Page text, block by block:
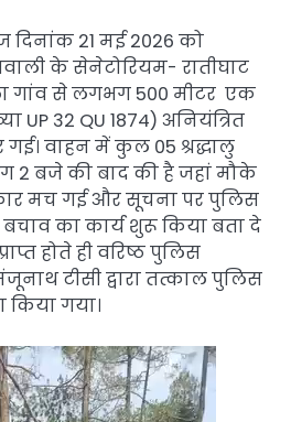
21 मई 2026 को
के सेनेटोरियम- रातीघाट
गांव से लगभग 500 मीटर एक
UP 32 QU 1874) अनियंत्रित
गई। वाहन में कुल 05 श्रद्धालु
2 बजे की बाद की है जहां मौके
मच गई और सूचना पर पुलिस
का कार्य शुरू किया बता दे
होते ही वरिष्ठ पुलिस
टीसी द्वारा तत्काल पुलिस
गया।